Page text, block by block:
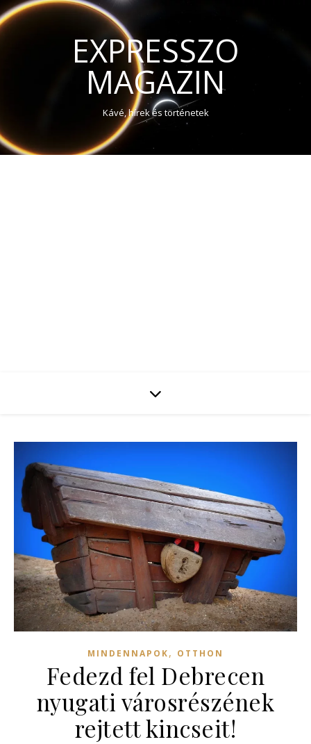
EXPRESSZO
MAGAZIN
Kávé, hírek és történetek
MINDENNAPOK, OTTHON
Fedezd fel Debrecen
nyugati városrészének
rejtett kincseit!